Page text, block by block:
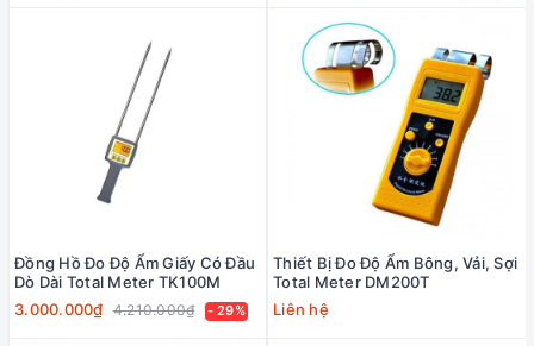
Đồng Hồ Đo Độ Ẩm Giấy Có Đầu
Dò Dài Total Meter TK100M
3.000.000₫ 4.210.000₫ - 29%
Thiết Bị Đo Độ Ẩm Bông, Vải, Sợi
Total Meter DM200T
Liên hệ